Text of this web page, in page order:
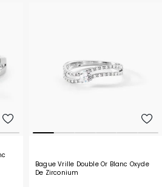
Bague Vrille Double Or Blanc Oxyde
De Zirconium